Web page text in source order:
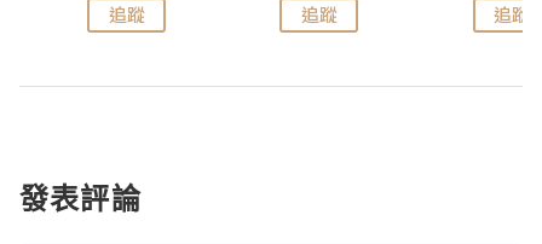
追蹤 追蹤 追蹤
發表評論